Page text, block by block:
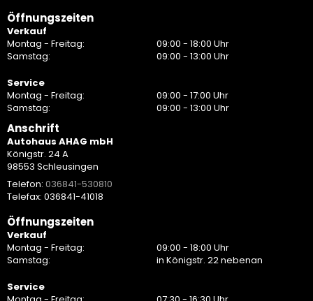
Öffnungszeiten
Verkauf
Montag - Freitag:
09:00 - 18:00 Uhr
Samstag:
09:00 - 13:00 Uhr
Service
Montag - Freitag:
09:00 - 17:00 Uhr
Samstag:
09:00 - 13:00 Uhr
Anschrift
Autohaus AHAG mbH
Königstr. 24 A
98553 Schleusingen
Telefon: 036841-530810
Telefax: 036841-41018
Öffnungszeiten
Verkauf
Montag - Freitag:
09:00 - 18:00 Uhr
Samstag:
in Königstr. 22 nebenan
Service